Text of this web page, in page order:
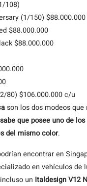
108)
(1/150) $88.000.000
$88.000.000
$88.000.000
80) $106.000.000 c/u
son los dos modeos
que posee uno de
del mismo color.
encontrar en
en vehículos de
un Italdesign V12